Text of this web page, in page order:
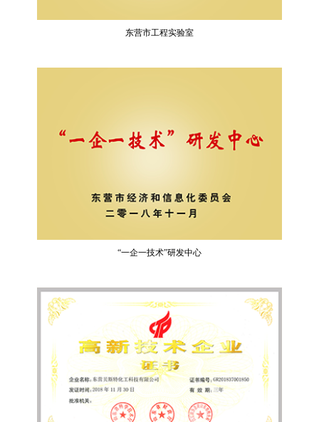
东营市工程实验室
“一企一技术”研发中心